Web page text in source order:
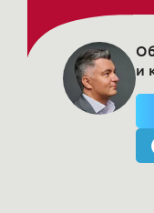
Нажимая на
и